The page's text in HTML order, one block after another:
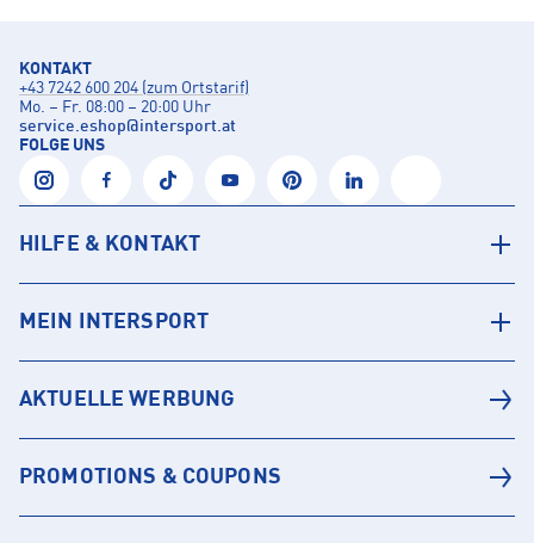
KONTAKT
+43 7242 600 204 (zum Ortstarif)
Mo. – Fr. 08:00 – 20:00 Uhr
service.eshop@intersport.at
FOLGE UNS
HILFE & KONTAKT
MEIN INTERSPORT
AKTUELLE WERBUNG
PROMOTIONS & COUPONS